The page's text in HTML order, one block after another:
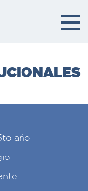
año